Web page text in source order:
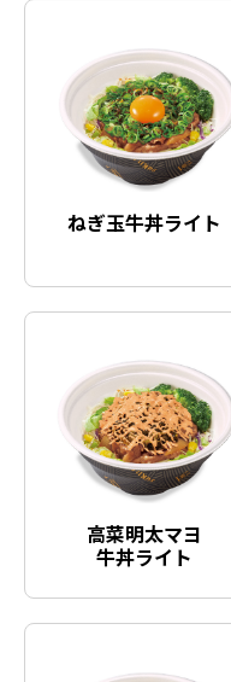
ねぎ玉牛丼ライト
高菜明太マヨ
牛丼ライト